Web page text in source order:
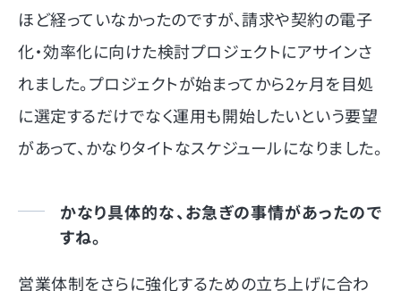
ほど経っていなかったのですが、請求や契約の電子
化・効率化に向けた検討プロジェクトにアサインさ
れました。プロジェクトが始まってから2ヶ月を目処
に選定するだけでなく運用も開始したいという要望
があって、かなりタイトなスケジュールになりました。
かなり具体的な、お急ぎの事情があったので
すね。
営業体制をさらに強化するための立ち上げに合わ